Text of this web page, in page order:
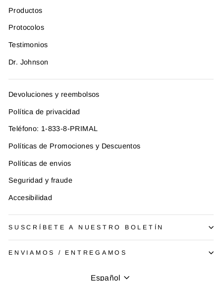
Productos
Protocolos
Testimonios
Dr. Johnson
Devoluciones y reembolsos
Política de privacidad
Teléfono: 1-833-8-PRIMAL
Políticas de Promociones y Descuentos
Políticas de envios
Seguridad y fraude
Accesibilidad
SUSCRÍBETE A NUESTRO BOLETÍN
ENVIAMOS / ENTREGAMOS
Idioma
Español